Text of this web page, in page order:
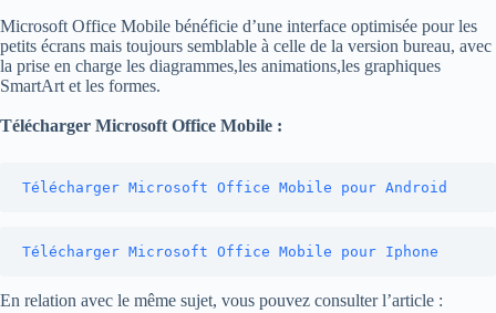
Microsoft Office Mobile bénéficie d’une interface optimisée pour les
petits écrans mais toujours semblable à celle de la version bureau, avec
la prise en charge les diagrammes,les animations,les graphiques
SmartArt et les formes.
Télécharger Microsoft Office Mobile :
Télécharger Microsoft Office Mobile pour Android
Télécharger Microsoft Office Mobile pour Iphone
En relation avec le même sujet, vous pouvez consulter l’article :